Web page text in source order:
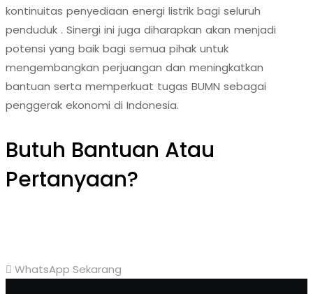
kontinuitas penyediaan energi listrik bagi seluruh
penduduk . Sinergi ini juga diharapkan akan menjadi
potensi yang baik bagi semua pihak untuk
mengembangkan perjuangan dan meningkatkan
bantuan serta memperkuat tugas BUMN sebagai
penggerak ekonomi di Indonesia.
Butuh Bantuan Atau
Pertanyaan?
WhatsApp Sekarang